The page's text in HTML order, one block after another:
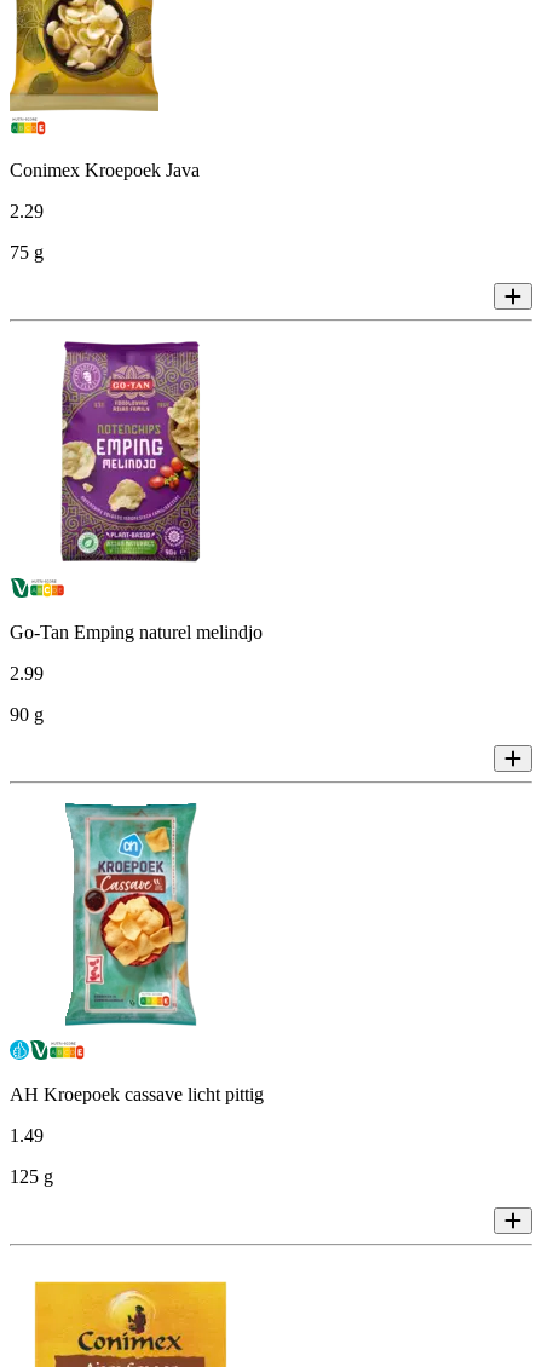
Conimex Kroepoek Java
2.29
75 g
Go-Tan Emping naturel melindjo
2.99
90 g
AH Kroepoek cassave licht pittig
1.49
125 g